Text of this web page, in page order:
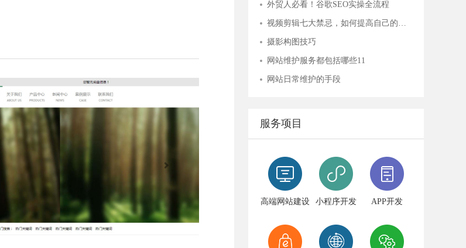
外贸人必看！谷歌SEO实操全流程
视频剪辑七大禁忌，如何提高自己的剪辑节奏
摄影构图技巧
网站维护服务都包括哪些11
网站日常维护的手段
服务项目
高端网站建设 小程序开发 APP开发